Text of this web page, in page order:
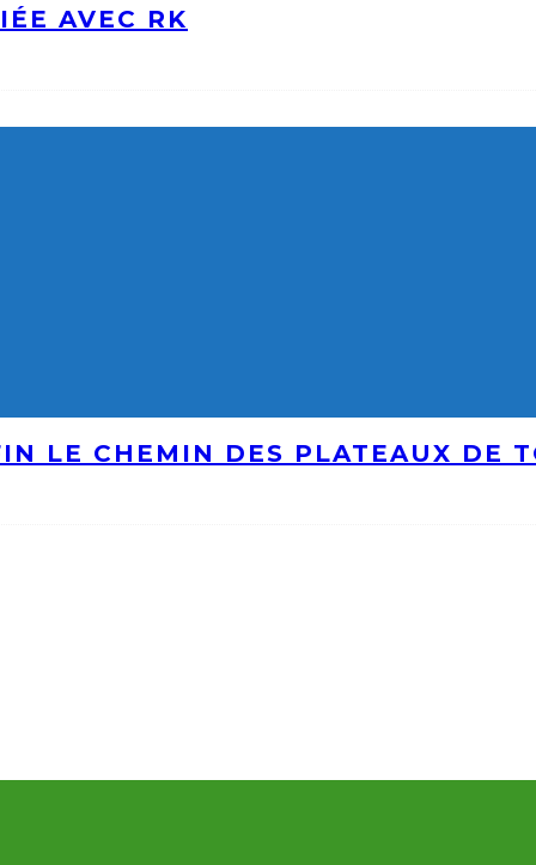
AVEC RK
LE CHEMIN DES PLATEAUX DE